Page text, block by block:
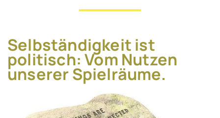
Selbständigkeit ist
politisch: Vom Nutzen
unserer Spielräume.